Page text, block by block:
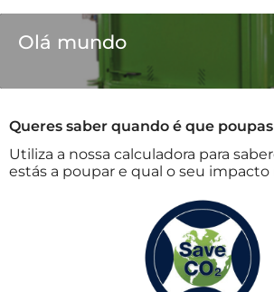
Olá mundo
Queres saber quando é que poupas
Utiliza a nossa calculadora para
estás a poupar e qual o seu